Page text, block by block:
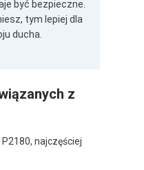
być bezpieczne.
tym lepiej dla
ducha.
z
najczęściej